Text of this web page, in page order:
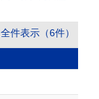
全件表示（6件）